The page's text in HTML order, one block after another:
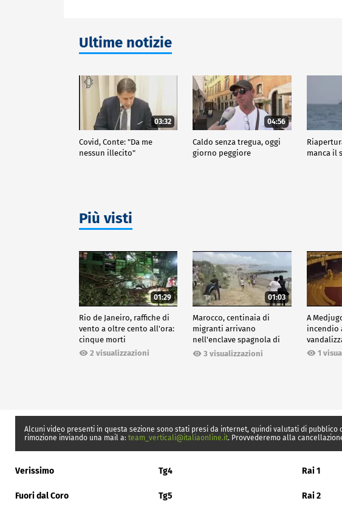
Ultime notizie
03:32
Covid, Conte: "Da me
nessun illecito"
04:56
Caldo senza tregua, oggi
giorno peggiore
manca il
Più visti
01:29
Rio de Janeiro, raffiche di
vento a oltre cento all'ora:
cinque morti
2 visualizzazioni
01:03
Marocco, centinaia di
migranti arrivano
nell'enclave spagnola di
Ceuta3 visualizzazioni
A
incendio
1
Alcuni video presenti in questa sezione sono stati presi da internet, quindi valutati di
rimozione inviando una mail a: team_verticali@italiaonline.it. Provvederemo alla
Verissimo Tg4 Rai 1
Fuori dal Coro Tg5 Rai 2